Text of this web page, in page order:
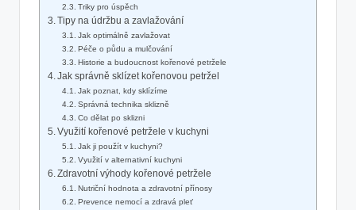
Triky pro úspěch
Tipy na údržbu a zavlažování
Jak optimálně zavlažovat
Péče o půdu a mulčování
Historie a budoucnost kořenové petržele
Jak správně sklízet kořenovou petržel
Jak poznat, kdy sklízíme
Správná technika sklizně
Co dělat po sklizni
Využití kořenové petržele v kuchyni
Jak ji použít v kuchyni?
Využití v alternativní kuchyni
Zdravotní výhody kořenové petržele
Nutriční hodnota a zdravotní přínosy
Prevence nemocí a zdravá pleť